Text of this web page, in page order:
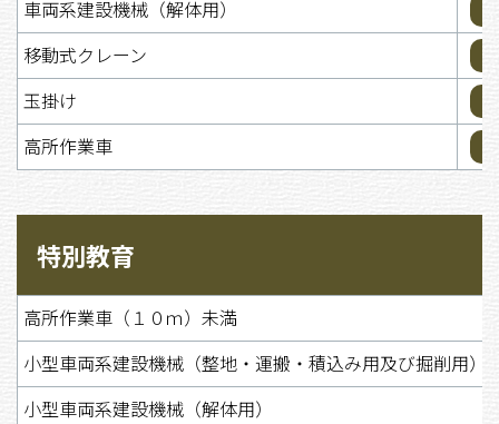
車両系建設機械（解体用）
移動式クレーン
玉掛け
高所作業車
特別教育
高所作業車（１０ｍ）未満
小型車両系建設機械（整地・運搬・積込み用及び掘削用）
小型車両系建設機械（解体用）